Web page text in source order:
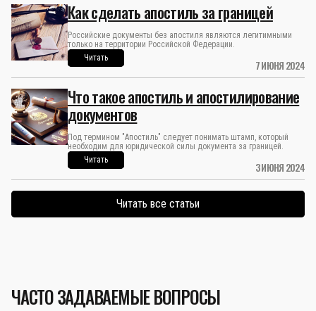
7 ИЮНЯ 2024
Как сделать апостиль за границей
Российские документы без апостиля являются легитимными
только на территории Российской Федерации.
Читать
3 ИЮНЯ 2024
Что такое апостиль и апостилирование
документов
Под термином "Апостиль" следует понимать штамп, который
необходим для юридической силы документа за границей.
Читать
Читать все статьи
ЧАСТО ЗАДАВАЕМЫЕ ВОПРОСЫ